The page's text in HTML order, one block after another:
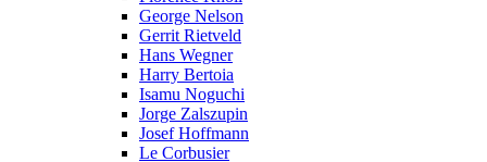
George Nelson
Gerrit Rietveld
Hans Wegner
Harry Bertoia
Isamu Noguchi
Jorge Zalszupin
Josef Hoffmann
Le Corbusier